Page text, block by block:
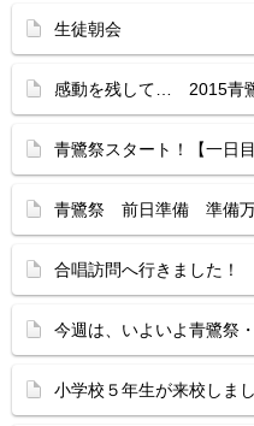
生徒朝会
感動を残して… 2015青鷺
青鷺祭スタート！【一日目
青鷺祭 前日準備 準備万
合唱訪問へ行きました！
今週は、いよいよ青鷺祭
小学校５年生が来校しまし